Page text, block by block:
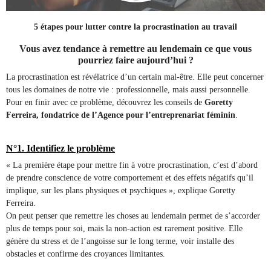
5 étapes pour lutter contre la procrastination au travail
Vous avez tendance à remettre au lendemain ce que vous
pourriez faire aujourd’hui ?
La procrastination est révélatrice d’un certain mal-être. Elle peut concerner
tous les domaines de notre vie : professionnelle, mais aussi personnelle.
Pour en finir avec ce problème, découvrez les conseils de Goretty
Ferreira, fondatrice de l’Agence pour l’entreprenariat féminin
N°1. Identifiez le problème
« La première étape pour mettre fin à votre procrastination, c’est d’abord
de prendre conscience de votre comportement et des effets négatifs qu’il
implique, sur les plans physiques et psychiques », explique Goretty
Ferreira.
On peut penser que remettre les choses au lendemain permet de s’accorder
plus de temps pour soi, mais la non-action est rarement positive. Elle
génère du stress et de l’angoisse sur le long terme, voir installe des
obstacles et confirme des croyances limitantes.